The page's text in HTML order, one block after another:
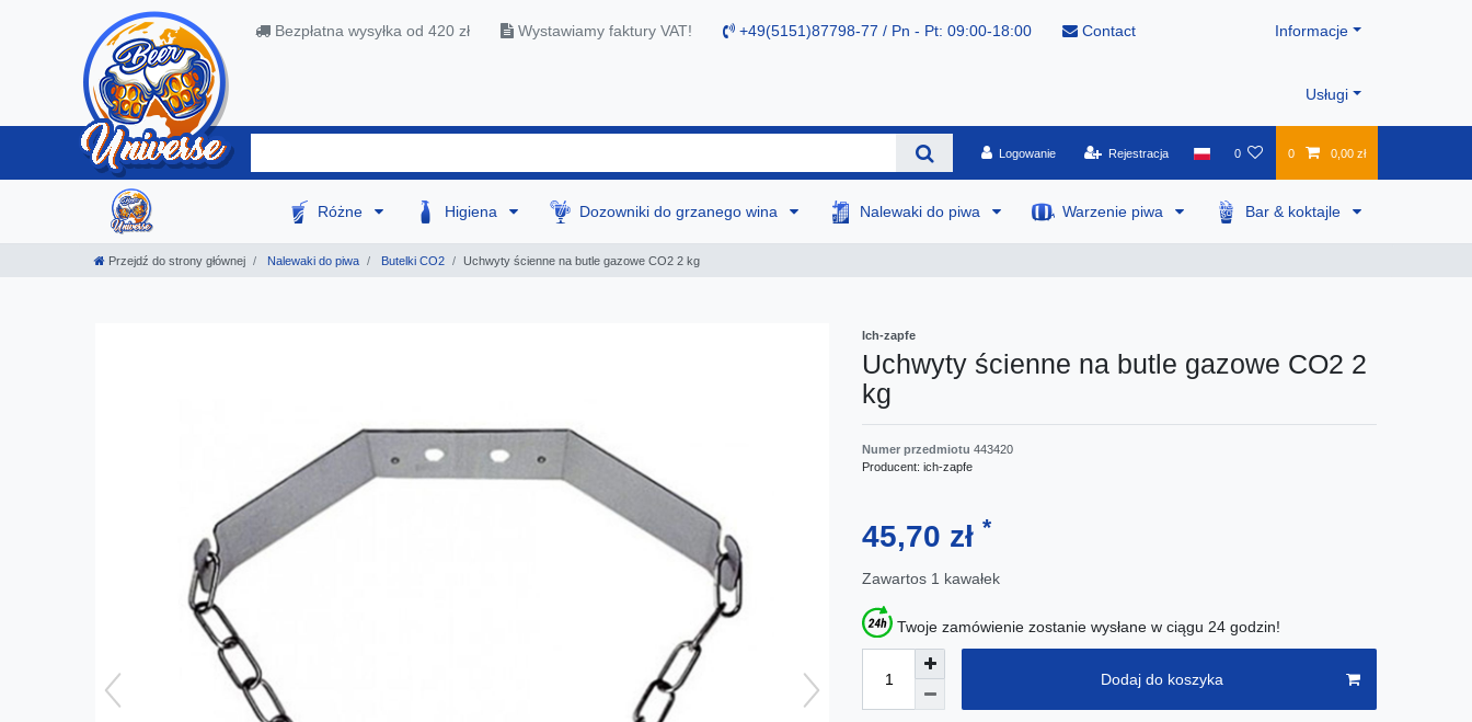
Bezpłatna wysyłka od 420 zł Wystawiamy faktury VAT! +49(5151)87798-77 / Pn - Pt: 09:00-18:00 Contact Informacje
Usługi
Logowanie Rejestracja 0 0 0,00 zł
Różne Higiena Dozowniki do grzanego wina Nalewaki do piwa Warzenie piwa Bar & koktajle
Przejdź do strony głównej Nalewaki do piwa Butelki CO2 Uchwyty ścienne na butle gazowe CO2 2 kg
Ich-zapfe
Uchwyty ścienne na butle gazowe CO2 2
kg
Numer przedmiotu 443420
Producent: ich-zapfe
45,70 zł *
Zawartos 1 kawałek
Twoje zamówienie zostanie wysłane w ciągu 24 godzin!
Dodaj do koszyka